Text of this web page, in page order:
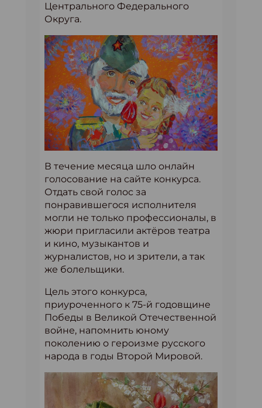
Центрального Федерального
Округа.
В течение месяца шло онлайн
голосование на сайте конкурса.
Отдать свой голос за
понравившегося исполнителя
могли не только профессионалы, в
жюри пригласили актёров театра
и кино, музыкантов и
журналистов, но и зрители, а так
же болельщики.
Цель этого конкурса,
приуроченного к 75-й годовщине
Победы в Великой Отечественной
войне, напомнить юному
поколению о героизме русского
народа в годы Второй Мировой.